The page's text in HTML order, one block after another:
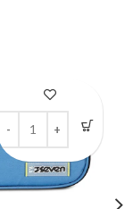
FLAME
SEVEN pernica -